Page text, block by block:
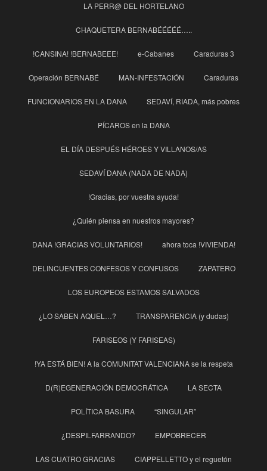
LA PERR@ DEL HORTELANO
CHAQUETERA BERNABÉÉÉÉÉ…..
!CANSINA! !BERNABEEE! e-Cabanes Caraduras 3
Operación BERNABÉ MAN-INFESTACIÓN Caraduras
FUNCIONARIOS EN LA DANA SEDAVÍ, RIADA, más pobres
PÍCAROS en la DANA
EL DÍA DESPUÉS HÉROES Y VILLANOS/AS
SEDAVÍ DANA (NADA DE NADA)
!Gracias, por vuestra ayuda!
¿Quién piensa en nuestros mayores?
DANA !GRACIAS VOLUNTARIOS! ahora toca !VIVIENDA!
DELINCUENTES CONFESOS Y CONFUSOS ZAPATERO
LOS EUROPEOS ESTAMOS SALVADOS
¿LO SABEN AQUEL…? TRANSPARENCIA (y dudas)
FARISEOS (Y FARISEAS)
!YA ESTÁ BIEN! A la COMUNITAT VALENCIANA se la respeta
D(R)EGENERACIÓN DEMOCRÁTICA LA SECTA
POLÍTICA BASURA “SINGULAR”
¿DESPILFARRANDO? EMPOBRECER
LAS CUATRO GRACIAS CIAPPELLETTO y el reguetón